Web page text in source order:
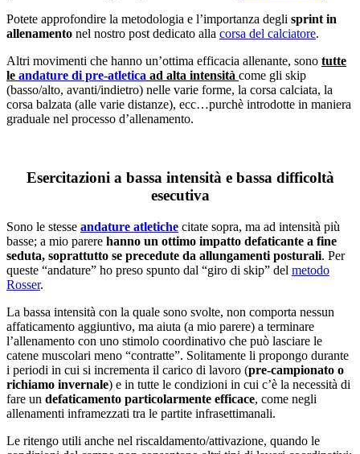
Potete approfondire la metodologia e l’importanza degli sprint in
allenamento nel nostro post dedicato alla corsa del calciatore.
Altri movimenti che hanno un’ottima efficacia allenante, sono tutte
le andature di pre-atletica ad alta intensità come gli skip
(basso/alto, avanti/indietro) nelle varie forme, la corsa calciata, la
corsa balzata (alle varie distanze), ecc…purchè introdotte in maniera
graduale nel processo d’allenamento.
Esercitazioni a bassa intensità e bassa difficoltà
esecutiva
Sono le stesse andature atletiche citate sopra, ma ad intensità più
basse; a mio parere hanno un ottimo impatto defaticante a fine
seduta, soprattutto se precedute da allungamenti posturali. Per
queste “andature” ho preso spunto dal “giro di skip” del metodo
Rosser.
La bassa intensità con la quale sono svolte, non comporta nessun
affaticamento aggiuntivo, ma aiuta (a mio parere) a terminare
l’allenamento con uno stimolo coordinativo che può lasciare le
catene muscolari meno “contratte”. Solitamente li propongo durante
i periodi in cui si incrementa il carico di lavoro (pre-campionato o
richiamo invernale) e in tutte le condizioni in cui c’è la necessità di
fare un defaticamento particolarmente efficace, come negli
allenamenti inframezzati tra le partite infrasettimanali.
Le ritengo utili anche nel riscaldamento/attivazione, quando le